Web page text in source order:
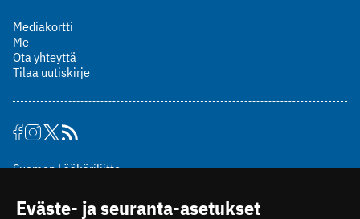
Mediakortti
Me
Ota yhteyttä
Tilaa uutiskirje
Suomen Lääkäriliitto
00510 Helsinki
Eväste- ja seuranta-asetukset